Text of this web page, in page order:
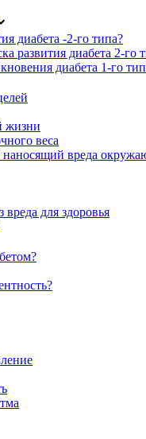
диабета -2-го типа?
развития диабета 2-го
диабета 1-го
жизни
веса
вреда
вреда для здоровья